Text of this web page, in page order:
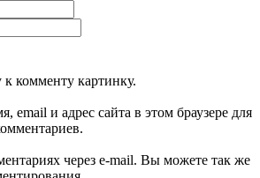
комменту картинку.
email и адрес сайта в этом браузере для
через e-mail. Вы можете так же